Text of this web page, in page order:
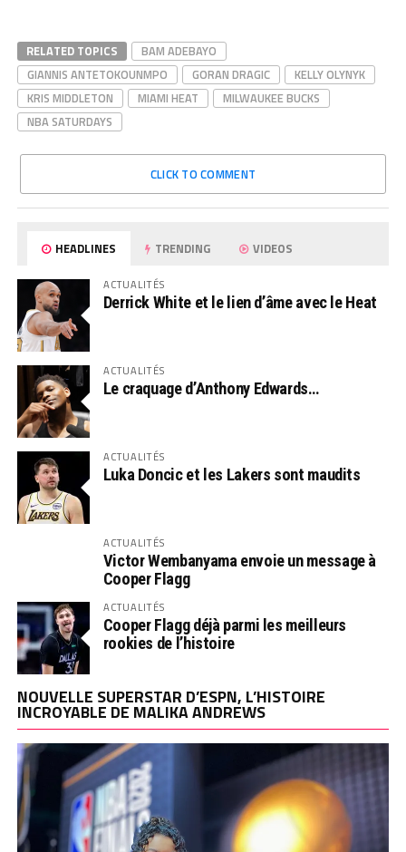
RELATED TOPICS
BAM ADEBAYO
GIANNIS ANTETOKOUNMPO
GORAN DRAGIC
KELLY OLYNYK
KRIS MIDDLETON
MIAMI HEAT
MILWAUKEE BUCKS
NBA SATURDAYS
CLICK TO COMMENT
HEADLINES TRENDING VIDEOS
ACTUALITÉS
Derrick White et le lien d’âme avec le Heat
ACTUALITÉS
Le craquage d’Anthony Edwards…
ACTUALITÉS
Luka Doncic et les Lakers sont maudits
ACTUALITÉS
Victor Wembanyama envoie un message à
Cooper Flagg
ACTUALITÉS
Cooper Flagg déjà parmi les meilleurs
rookies de l’histoire
NOUVELLE SUPERSTAR D’ESPN, L’HISTOIRE
INCROYABLE DE MALIKA ANDREWS